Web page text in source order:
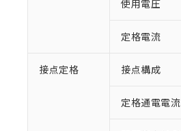
使用電圧
定格電流
接点定格 接点構成
定格通電電流